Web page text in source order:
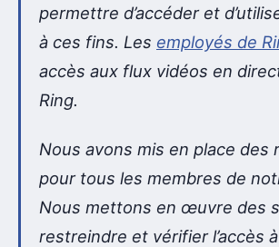
permettre d’accéder et
à ces fins. Les employés de
accès aux flux vidéos en
Ring.
Nous avons mis en place des
pour tous les membres de
Nous mettons en œuvre des
restreindre et vérifier l’accès